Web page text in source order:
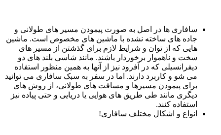
سافاری ها در اصل به صورت پیمودن مسیر های طولانی و
جاده های ساخته نشده با ماشین های مخصوص است. ماشین
هایی که از توان و شرایط لازم برای گذشتن از مسیر های
سخت و ناهموار برخوردار باشند. مانند شاسی بلند های دو
دیفرانسیلی که در آفرود نیز از آنها به همین منظور استفاده
می شو و کاربرد دارند. اما در سفر به سبک سافاری می توانید
برای پیمودن مسیرها و مسافت های طولانی، از روش های
دیگری مانند طی طریق های هوایی یا دریایی و حتی پیاده نیز
استفاده کنند.
انواع و اشکال مختلف سافاری!